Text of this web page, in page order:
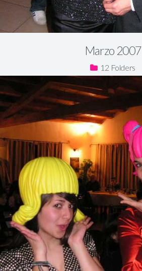
Marzo 2007
12